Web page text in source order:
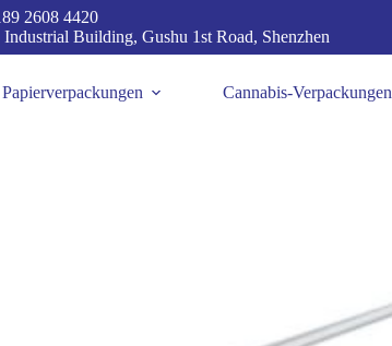
2608 4420
Building, Gushu 1st Road, Shenzhen
Papierverpackungen Cannabis-Verpackungen